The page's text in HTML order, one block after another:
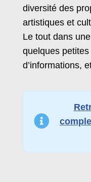
diversité des
artistiques et
Le tout dans
quelques
d’informations,